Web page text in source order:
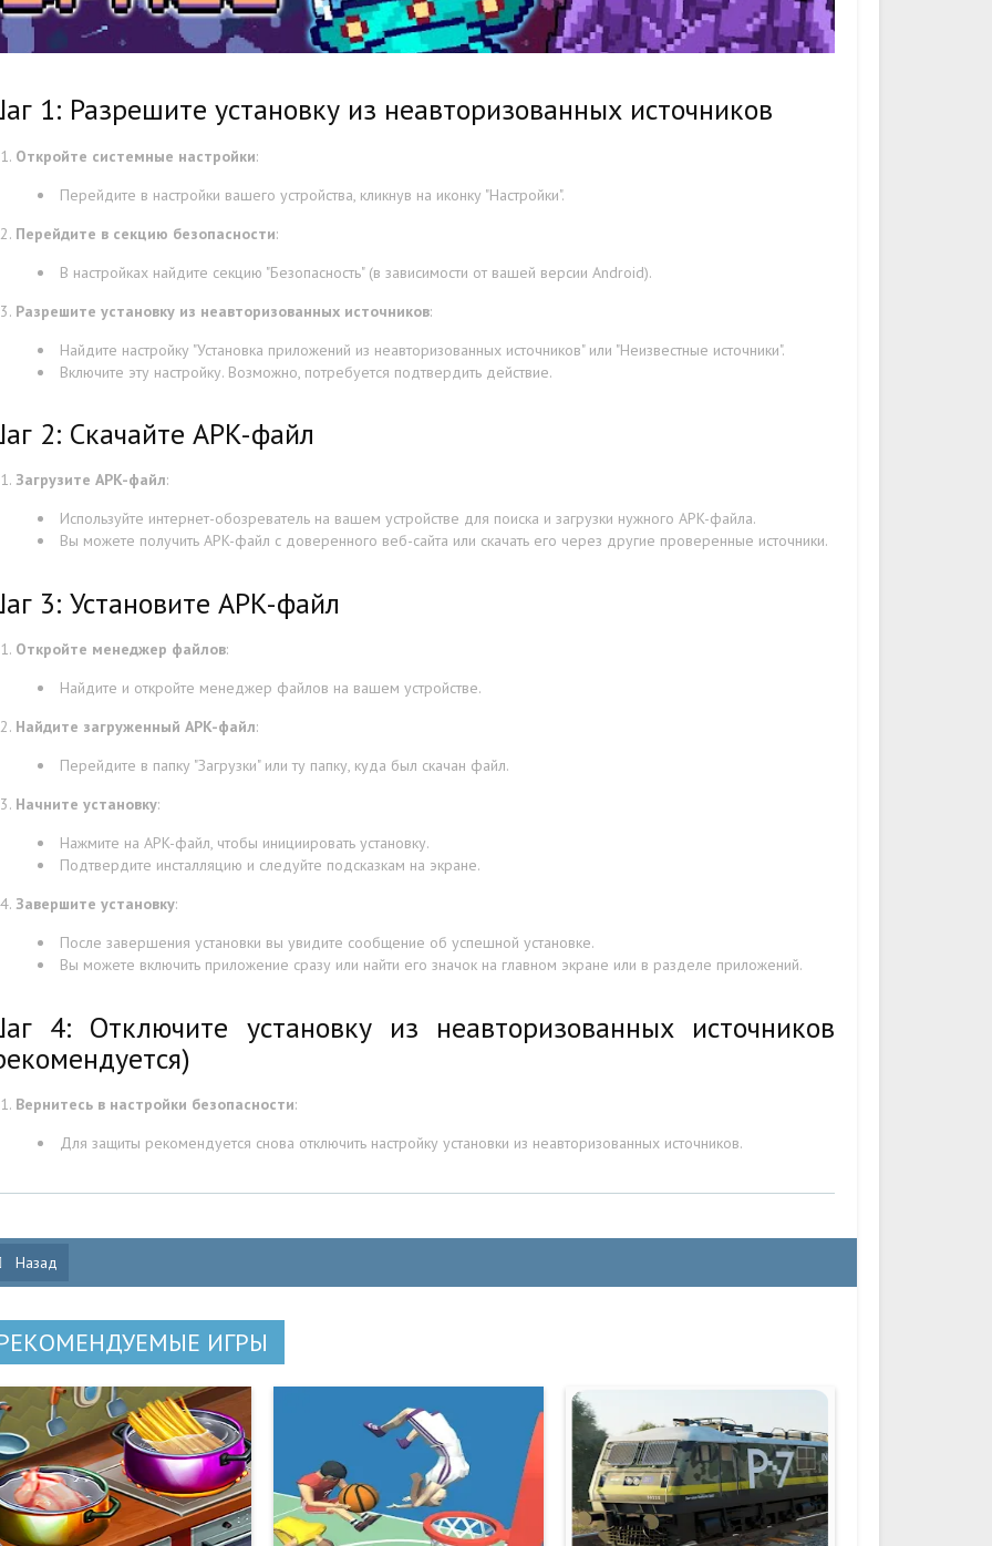
1: Разрешите установку из неавторизованных источников
Откройте системные настройки:
Перейдите в настройки вашего устройства, кликнув на иконку "Настройки".
Перейдите в секцию безопасности:
В настройках найдите секцию "Безопасность" (в зависимости от вашей версии Android).
Разрешите установку из неавторизованных источников:
Найдите настройку "Установка приложений из неавторизованных источников" или "Неизвестные источники".
Включите эту настройку. Возможно, потребуется подтвердить действие.
2: Скачайте APK-файл
Загрузите APK-файл:
Используйте интернет-обозреватель на вашем устройстве для поиска и загрузки нужного APK-файла.
Вы можете получить APK-файл с доверенного веб-сайта или скачать его через другие проверенные источники.
3: Установите APK-файл
Откройте менеджер файлов:
Найдите и откройте менеджер файлов на вашем устройстве.
Найдите загруженный APK-файл:
Перейдите в папку "Загрузки" или ту папку, куда был скачан файл.
Начните установку:
Нажмите на APK-файл, чтобы инициировать установку.
Подтвердите инсталляцию и следуйте подсказкам на экране.
Завершите установку:
После завершения установки вы увидите сообщение об успешной установке.
Вы можете включить приложение сразу или найти его значок на главном экране или в разделе приложений.
4: Отключите установку из неавторизованных источников
Вернитесь в настройки безопасности:
Для защиты рекомендуется снова отключить настройку установки из неавторизованных источников.
Назад
ИГРЫ